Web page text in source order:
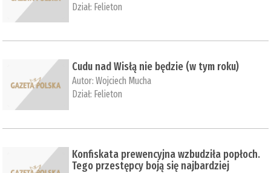
Dział: Felieton
Cudu nad Wisłą nie będzie (w tym roku)
Autor:Wojciech Mucha
Dział: Felieton
Konfiskata prewencyjna wzbudziła popłoch.
Tego przestępcy boją się najbardziej